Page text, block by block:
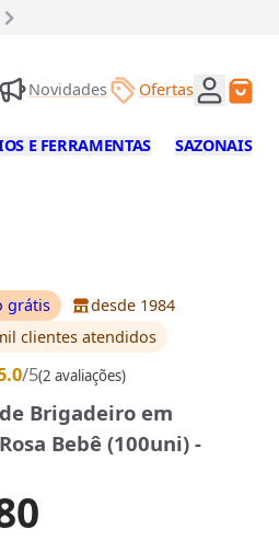
Buscar produtos
Novidades Ofertas
E FERRAMENTAS SAZONAIS
grátis
desde 1984
clientes atendidos
/5(2 avaliações)
Brigadeiro em
Bebê (100uni) -